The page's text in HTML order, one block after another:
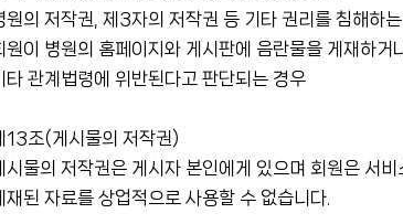
원의 저작권, 제3자의 저작권 등 기타 권리를 침해하
원이 병원의 홈페이지와 게시판에 음란물을 게재하거
타 관계법령에 위반된다고 판단되는 경우
13조(게시물의 저작권)
시물의 저작권은 게시자 본인에게 있으며 회원은 서
재된 자료를 상업적으로 사용할 수 없습니다.